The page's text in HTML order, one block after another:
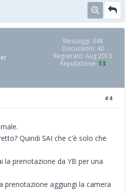
Messaggi: 348
Discussioni: 40
Registrato: Aug 2013
Reputazione: 13
#4
Quindi SAI che c'è solo che
la prenotazione da YB per una
prenotazione aggiungi la camera